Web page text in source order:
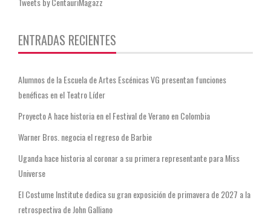
ENTRADAS RECIENTES
Alumnos de la Escuela de Artes Escénicas VG presentan funciones
benéficas en el Teatro Líder
Proyecto A hace historia en el Festival de Verano en Colombia
Warner Bros. negocia el regreso de Barbie
Uganda hace historia al coronar a su primera representante para Miss
Universe
El Costume Institute dedica su gran exposición de primavera de 2027 a la
retrospectiva de John Galliano